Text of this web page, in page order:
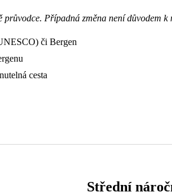
průvodce. Případná změna není důvodem k
či Bergen
cesta
Střední